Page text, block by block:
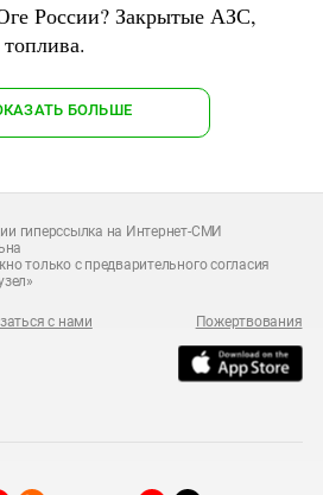
России? Закрытые АЗС,
БОЛЬШЕ
гиперссылка на Интернет-СМИ
только с предварительного согласия
с нами Пожертвования